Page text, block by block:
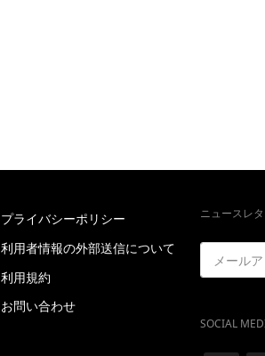
プライバシーポリシー
利用者情報の外部送信について
利用規約
お問い合わせ
ニュースレ
メールアド
SOCIAL